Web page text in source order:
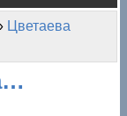
Цветаева